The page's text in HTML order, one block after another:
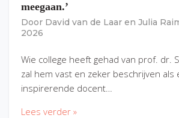
meegaan.’
Door David van de Laar en Julia
2026
Wie college heeft gehad van prof. dr.
zal hem vast en zeker beschrijven als
inspirerende docent…
Lees verder »